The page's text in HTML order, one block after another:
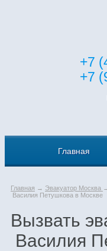
+7
+7
Главная
Главная → Эвакуатор Москва
Василия Петушкова в Москве
Вызвать
Василия